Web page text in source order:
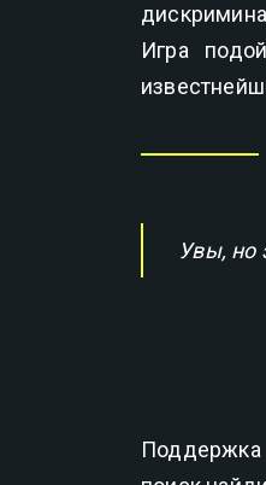
Игра
Увы, но
Поддержка